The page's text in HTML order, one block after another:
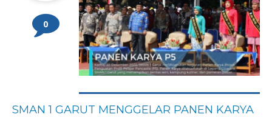
0
SMAN 1 GARUT MENGGELAR PANEN KARYA